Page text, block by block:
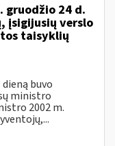
gruodžio 24 d.
įsigijusių verslo
taisyklių
buvo
ministro
2002 m.